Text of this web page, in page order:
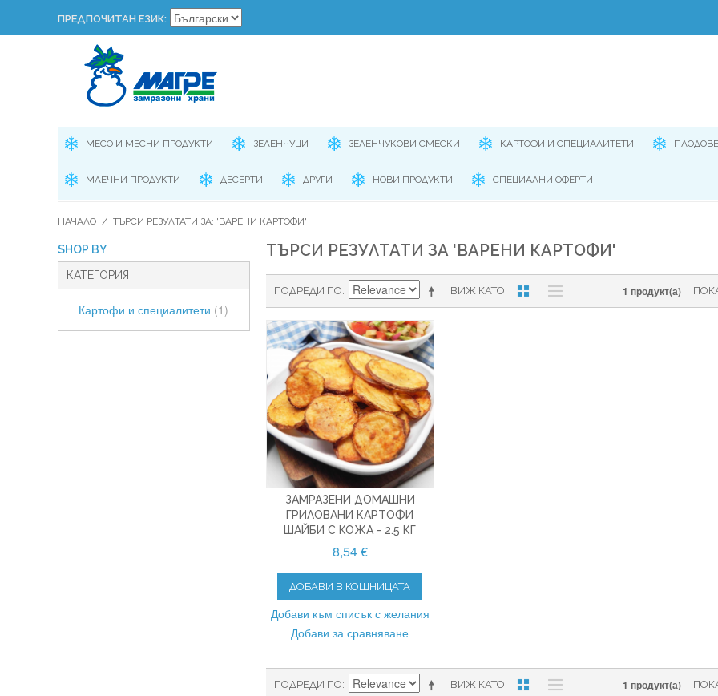
ПРЕДПОЧИТАН ЕЗИК:
МЕСО И МЕСНИ ПРОДУКТИ ЗЕЛЕНЧУЦИ ЗЕЛЕНЧУКОВИ СМЕСКИ КАРТОФИ И СПЕЦИАЛИТЕТИ ПЛОДОВЕ
МЛЕЧНИ ПРОДУКТИ ДЕСЕРТИ ДРУГИ НОВИ ПРОДУКТИ СПЕЦИАЛНИ ОФЕРТИ
НАЧАЛО / ТЪРСИ РЕЗУЛТАТИ ЗА: 'ВАРЕНИ КАРТОФИ'
SHOP BY
КАТЕГОРИЯ
Картофи и специалитети (1)
ТЪРСИ РЕЗУЛТАТИ ЗА 'ВАРЕНИ КАРТОФИ'
ВИЖ КАТО
ПОДРЕДИ ПО 1 продукт(а)
ЗАМРАЗЕНИ ДОМАШНИ
ГРИЛОВАНИ КАРТОФИ
ШАЙБИ С КОЖА - 2.5 КГ
8,54 €
ДОБАВИ В КОШНИЦАТА
Добави към списък с желания
Добави за сравняване
ВИЖ КАТО
ПОДРЕДИ ПО 1 продукт(а)